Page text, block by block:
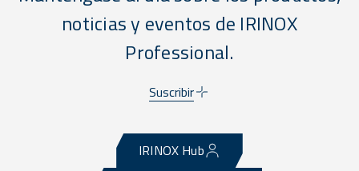
noticias y eventos de IRINOX
Professional.
Suscribir
IRINOX Hub